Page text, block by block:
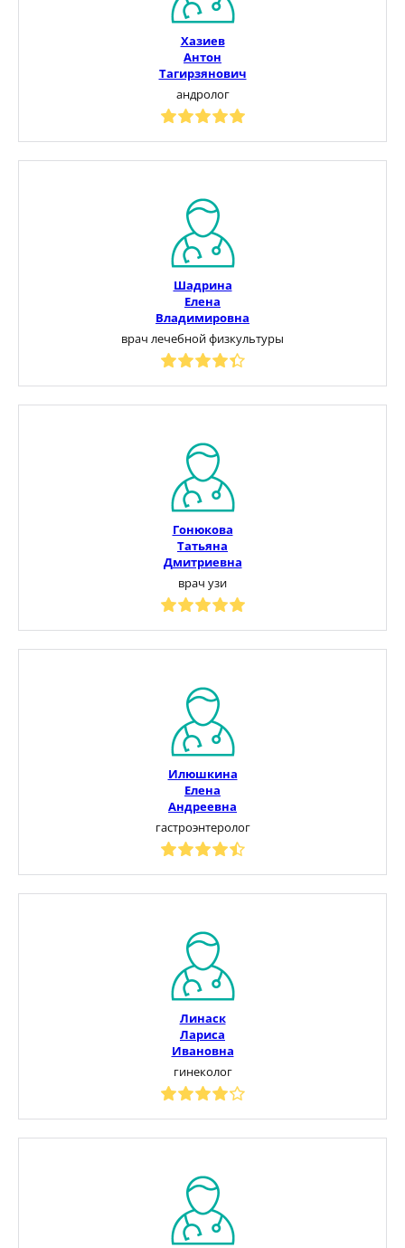
Хазиев
Антон
Тагирзянович
андролог
Шадрина
Елена
Владимировна
врач лечебной физкультуры
Гонюкова
Татьяна
Дмитриевна
врач узи
Илюшкина
Елена
Андреевна
гастроэнтеролог
Линаск
Лариса
Ивановна
гинеколог